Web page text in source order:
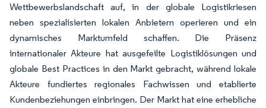
Wettbewerbslandschaft auf, in der globale Logistikriesen
neben spezialisierten lokalen Anbietern operieren und ein
dynamisches Marktumfeld schaffen. Die Präsenz
internationaler Akteure hat ausgefeilte Logistiklösungen und
globale Best Practices in den Markt gebracht, während lokale
Akteure fundiertes regionales Fachwissen und etablierte
Kundenbeziehungen einbringen. Der Markt hat eine erhebliche